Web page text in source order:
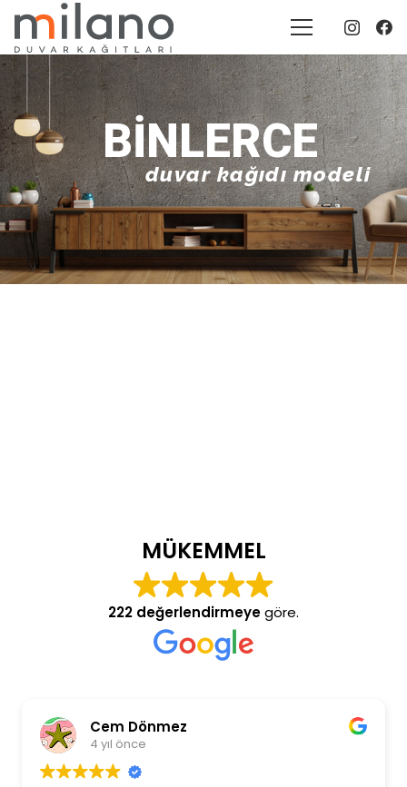
BINLERCE
duvar kağıdı modeli
MÜKEMMEL
222 değerlendirmeyegöre.
Cem Dönmez
4 yıl önce